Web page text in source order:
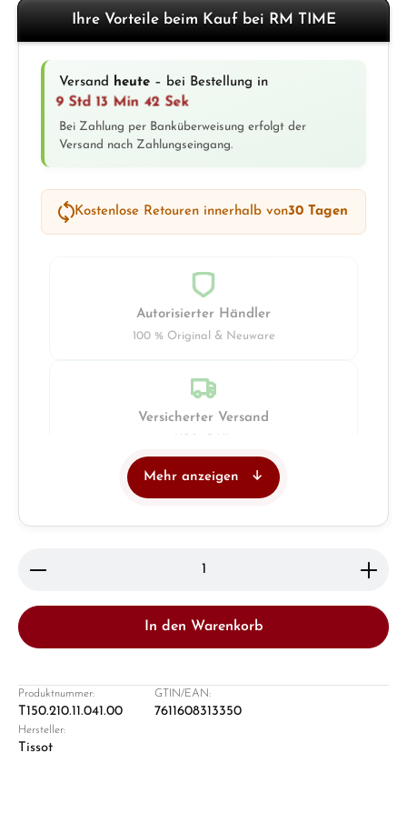
Ihre Vorteile beim Kauf bei RM TIME
Versand heute – bei Bestellung in
9 Std 13 Min 42 Sek
Bei Zahlung per Banküberweisung erfolgt der
Versand nach Zahlungseingang.
Kostenlose Retouren innerhalb von30 Tagen
Autorisierter Händler
100 % Original & Neuware
Versicherter Versand
Mehr anzeigen
Produkt Anzahl: Gib den gewünschten Wert ein
In den Warenkorb
Produktnummer:
T150.210.11.041.00
GTIN/EAN:
7611608313350
Hersteller:
Tissot